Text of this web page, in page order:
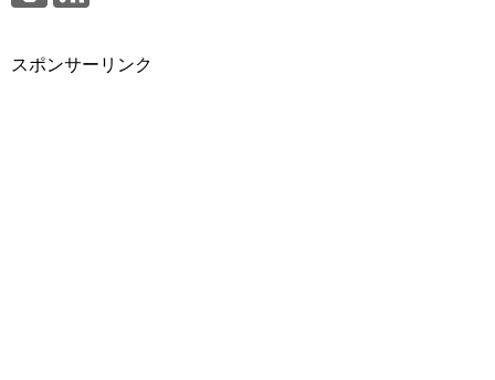
スポンサーリンク